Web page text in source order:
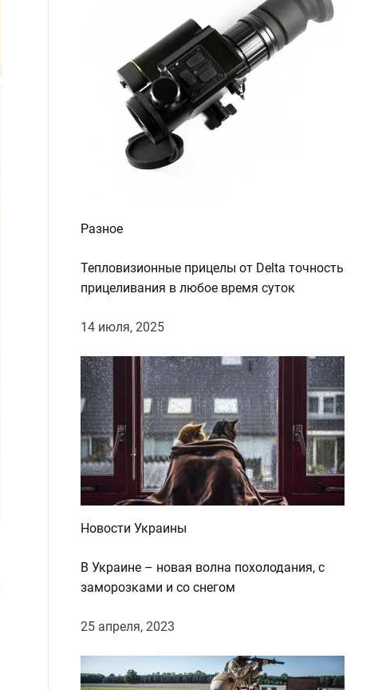
e
Разное
Тепловизионные прицелы от Delta точность
прицеливания в любое время суток
14 июля, 2025
Новости Украины
В Украине – новая волна похолодания, с
заморозками и со снегом
25 апреля, 2023